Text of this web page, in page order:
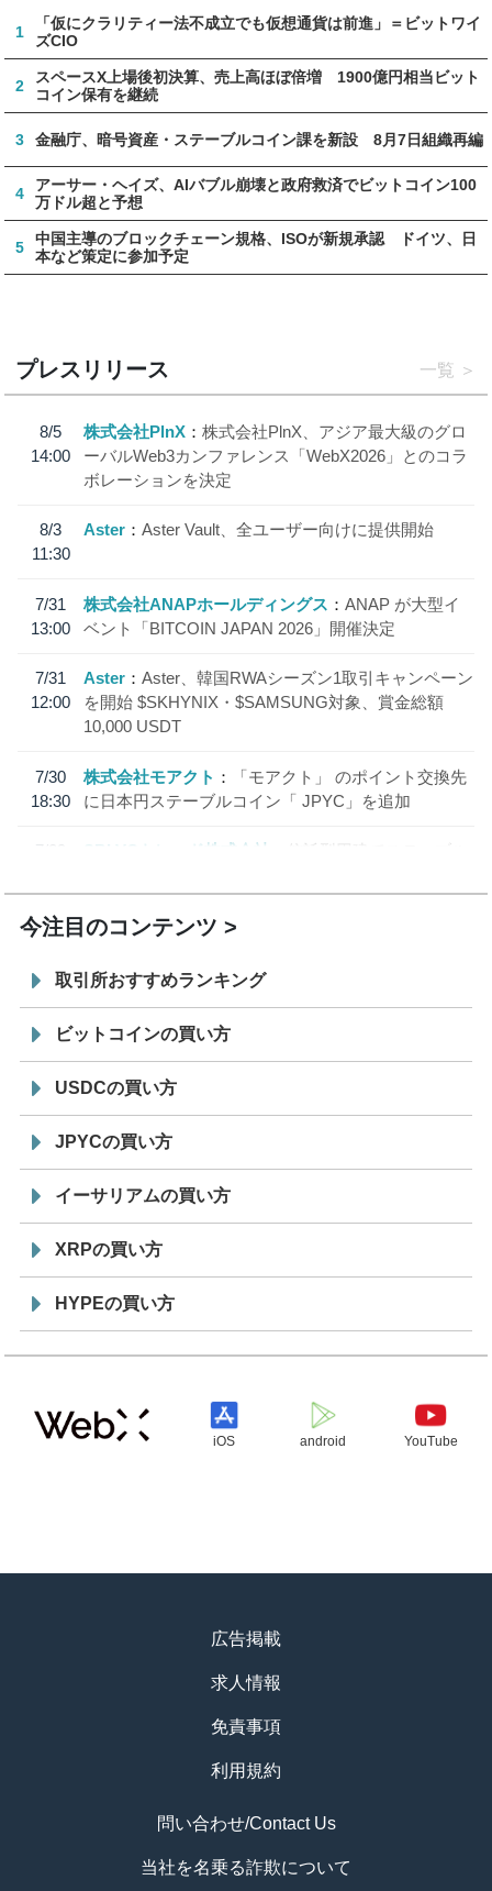
1
「仮にクラリティー法不成立でも仮想通貨は前進」＝ビットワイ
ズCIO
2
スペースX上場後初決算、売上高ほぼ倍増 1900億円相当ビット
コイン保有を継続
3 金融庁、暗号資産・ステーブルコイン課を新設 8月7日組織再編
4
アーサー・ヘイズ、AIバブル崩壊と政府救済でビットコイン100
万ドル超と予想
5
中国主導のブロックチェーン規格、ISOが新規承認 ドイツ、日
本など策定に参加予定
プレスリリース 一覧
8/5
14:00
株式会社PlnX
株式会社PlnX、アジア最大級のグロ
ーバルWeb3カンファレンス「WebX2026」とのコラ
ボレーションを決定
8/3
11:30
Aster Aster Vault、全ユーザー向けに提供開始
7/31
13:00
株式会社ANAPホールディングス
ANAP が大型イ
ベント「BITCOIN JAPAN 2026」開催決定
7/31
12:00
Aster
Aster、韓国RWAシーズン1取引キャンペーン
を開始 $SKHYNIX・$SAMSUNG対象、賞金総額
10,000 USDT
7/30
18:30
株式会社モアクト
「モアクト」 のポイント交換先
に日本円ステーブルコイン「 JPYC」を追加
7/29
SBI VCトレード株式会社
信託型円建てステーブル
今注目のコンテンツ
取引所おすすめランキング
ビットコインの買い方
USDCの買い方
JPYCの買い方
イーサリアムの買い方
XRPの買い方
HYPEの買い方
iOS android YouTube
広告掲載
求人情報
免責事項
利用規約
問い合わせ/Contact Us
当社を名乗る詐欺について